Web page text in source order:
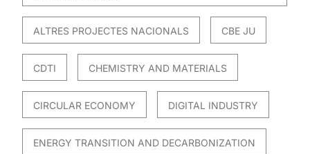
ALTRES PROJECTES NACIONALS CBE JU
CDTI CHEMISTRY AND MATERIALS
CIRCULAR ECONOMY DIGITAL INDUSTRY
ENERGY TRANSITION AND DECARBONIZATION